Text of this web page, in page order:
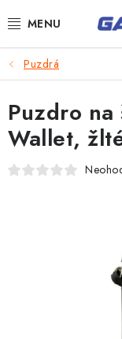
na
Šípky
Poker
Stolný futbal
Puzdrá
Puzdro na
Wallet,